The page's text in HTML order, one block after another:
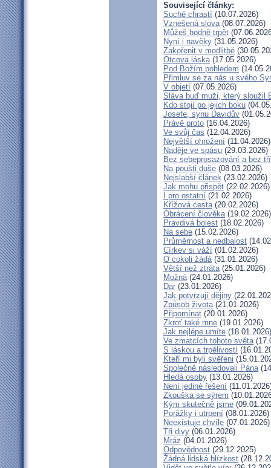
Související články:
Suché chrastí (10.07.2026)
Vznešená slova(08.07.2026)
Můžeš hodně trpět
Nyní i navěky (31.05.2026)
Zakořenit v modlitbě
Otcova láska(17.05.2026)
Pod Božím pohledem
Přimluv se za nás u svého
V objetí (07.05.2026)
Sláva buď muži, který sloužil
Kdo stojí po jejich boku
Josefe, synu Davidův
Právě proto (16.04.2026)
Ve svůj čas (12.04.2026)
Největší ohrožení (11.04.2026)
Naděje ve spásu (29.03.2026)
Bez sebeprosazování a bez
Na poušti duše (08.03.2026)
Nejslabší článek (23.02.2026)
Jak mohu přispět (22.02.2026)
I pro ostatní (21.02.2026)
Křížová cesta(20.02.2026)
Obrácení člověka(19.02.2026)
Pravdivá bolest (18.02.2026)
Na sebe (15.02.2026)
Průměrnost a nedbalost
Církev si váží (01.02.2026)
O cokoli žádá(31.01.2026)
Větší než ztráta(25.01.2026)
Možná(24.01.2026)
Dar (23.01.2026)
Jak potvrzují dějiny
Způsob života(21.01.2026)
Připomínat (20.01.2026)
Zkroť také mne (19.01.2026)
Jak nejlépe umíte (18.01.2026)
Ve zmatcích tohoto světa
S láskou a trpělivostí
Kteří mi byli svěřeni
Společně následovali Pána
Hledá osoby (13.01.2026)
Není jediné řešení
Zkouška se sýrem
Kým skutečně jsme
Porážky i utrpení (08.01.2026)
Neexistuje chvíle (07.01.2026)
Tři divy (06.01.2026)
Mráz (04.01.2026)
Odpovědnost (29.12.2025)
Žádná lidská blízkost